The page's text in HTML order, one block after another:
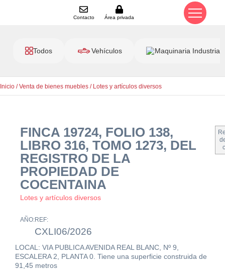
Contacto Área privada
Todos Vehículos Maquinaria Industrial
Inicio /Venta de bienes muebles / Lotes y artículos diversos
FINCA 19724, FOLIO 138,
LIBRO 316, TOMO 1273, DEL
REGISTRO DE LA
PROPIEDAD DE
COCENTAINA
Lotes y artículos diversos
AÑO:REF:
CXLI06/2026
LOCAL: VIA PUBLICA AVENIDA REAL BLANC, Nº 9,
ESCALERA 2, PLANTA 0. Tiene una superficie construida de
91,45 metros